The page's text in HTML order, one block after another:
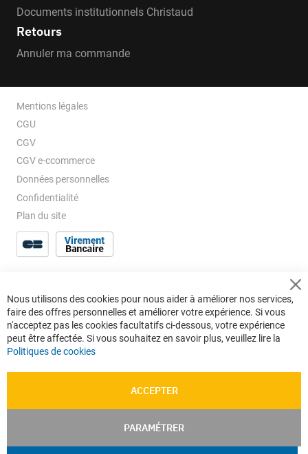
Documents institutionnels Christaud
Retours
Annuler ma commande
Mentions légales
CGU
CGV
CGV e-ccommerce
Données personnelles
Confidentialité
Plan du site
Nous utilisons des cookies pour nous aider à améliorer nos services,
faire des offres personnelles et améliorer votre expérience. Si vous
n'acceptez pas les cookies facultatifs ci-dessous, votre expérience
peut être affectée. Si vous souhaitez en savoir plus, veuillez lire la
Politiques de cookies
ACCEPTER
PARAMÉTRER